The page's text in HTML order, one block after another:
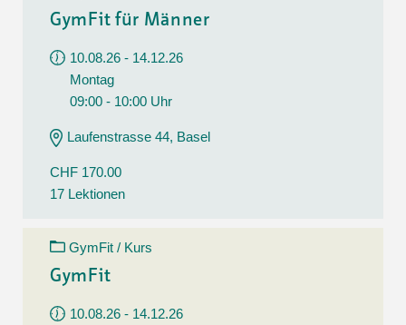
GymFit für Männer
10.08.26 - 14.12.26
Montag
09:00 - 10:00 Uhr
Laufenstrasse 44, Basel
CHF 170.00
17 Lektionen
GymFit / Kurs
GymFit
10.08.26 - 14.12.26